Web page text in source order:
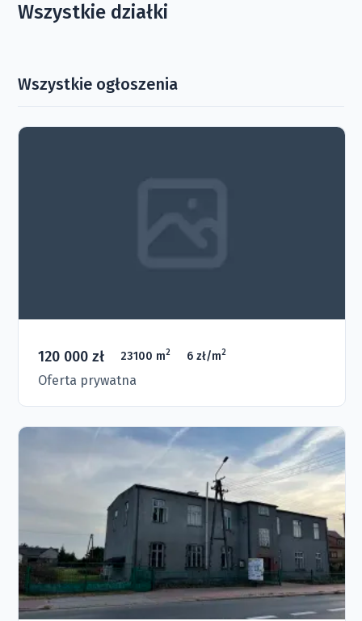
Wszystkie działki
Wszystkie ogłoszenia
120 000 zł 23100 m2 6 zł/m2
Oferta prywatna